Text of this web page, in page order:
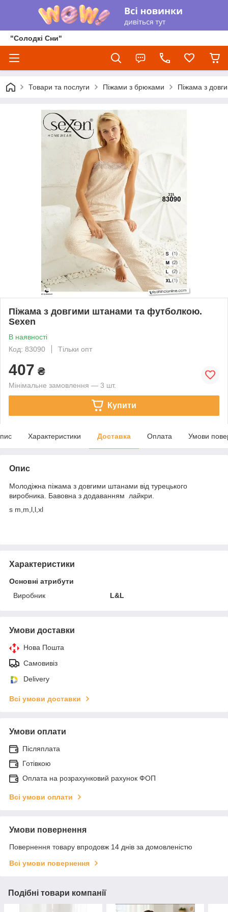
"Солодкі Сни"
Товари та послуги Піжами з брюками Піжама з
Піжама з довгими штанами та футболкою.
Sexen
В наявності
Код: 83090
Тільки опт
407 ₴
Мінімальне замовлення — 3 шт.
Купити
Характеристики Доставка Оплата Умови
Опис
Молодіжна піжама з довгими штанами від турецького
виробника. Бавовна з додаванням лайкри.
s m,m,l,l,xl
Характеристики
Основні атрибути
Виробник
L&L
Умови доставки
Нова Пошта
Самовивіз
Delivery
Всі умови доставки
Умови оплати
Післяплата
Готівкою
Оплата на розрахунковий рахунок ФОП
Всі умови оплати
Умови повернення
Повернення товару впродовж 14 днів за домовленістю
Всі умови повернення
Подібні товари компанії